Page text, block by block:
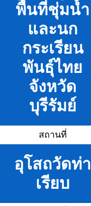
พื้นที่ชุ่มน้ำ
และนก
กระเรียน
พันธุ์ไทย
จังหวัด
บุรีรัมย์
สถานที่
อุโสถวัดท่า
เรียบ